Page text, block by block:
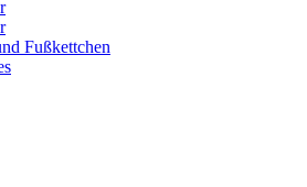
Fußkettchen